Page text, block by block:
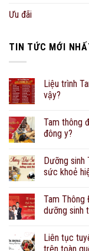
Ưu đãi
TIN TỨC MỚI
Liệu trình
vậy?
Tam thông
đông y?
Dưỡng sinh
sức khoẻ
Tam Thông
dưỡng sinh
Liên tục
trên toàn